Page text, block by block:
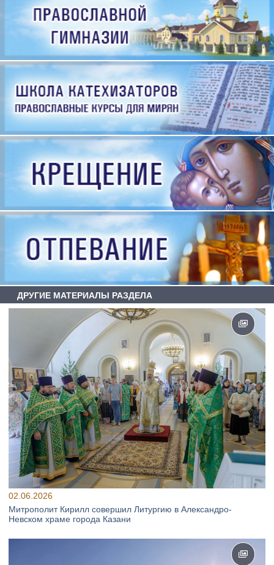
ДРУГИЕ МАТЕРИАЛЫ РАЗДЕЛА
02.06.2026
Митрополит Кирилл совершил Литургию в Александро-
Невском храме города Казани